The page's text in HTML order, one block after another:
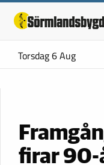
Torsdag 6 Aug
firar 90-